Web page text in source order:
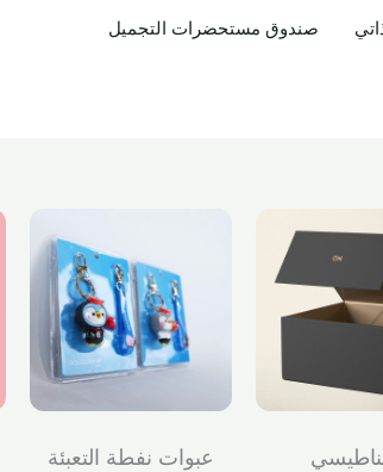
صندوق مستحضرات التجميل
عبوات نفطة التعبئة